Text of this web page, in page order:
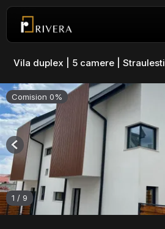
Vila duplex | 5 camere | Straulesti
Comision 0%
1 / 9
Previous